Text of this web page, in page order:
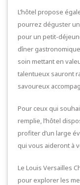
L’hôtel propose
pourrez déguster
pour un petit-
dîner
soin mettant en
talentueux sauront
savoureux
Pour ceux qui
remplie, l’hôtel
profiter d’un large
qui vous aideront à
Le Louis Versailles
pour explorer les